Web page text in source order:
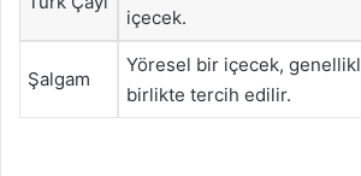
içecek.
Şalgam
Yöresel bir içecek,
birlikte tercih edilir.